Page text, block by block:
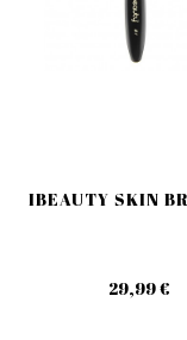
IBEAUTY SKIN
29,99 €